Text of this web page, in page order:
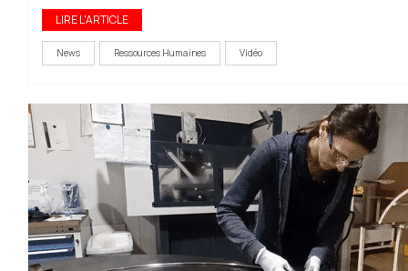
LIRE L'ARTICLE
News Ressources Humaines Vidéo